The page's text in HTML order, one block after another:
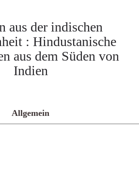
aus der indischen
: Hindustanische
aus dem Süden von
Indien
Allgemein